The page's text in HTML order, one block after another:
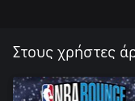
Στους χρήστες